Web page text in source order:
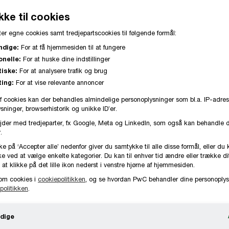
er kåret, og de to vindere er Lasse
Finance i LEO Pharma og Rikke Ryttergaard
i Novo Nordisk. Priserne blev overrakt ved
PwC i Hellerup.
Risings Stars anerkendes finansprofiler, som
virksomheder, og som samtidig vurderes at have
sig til fremtidige CFO’er i nogle af Danmarks
årrække.
hver deres vej mod en fremtidig CFO-
til cookies
egne cookies samt tredjepartscookies til følgende formål:
For at få hjemmesiden til at fungere
For at huske dine indstillinger
For at analysere trafik og brug
For at vise relevante annoncer
cookies kan der behandles almindelige personoplysninger som bl.a. IP-
browserhistorik og unikke ID’er.
med tredjeparter, fx Google, Meta og LinkedIn, som også kan behandle
på ‘Accepter alle’ nedenfor giver du samtykke til alle disse formål, eller du
ved at vælge enkelte kategorier. Du kan til enhver tid ændre eller trække
klikke på det lille ikon nederst i venstre hjørne af hjemmesiden.
cookies i cookiepolitikken, og se hvordan PwC behandler dine
.